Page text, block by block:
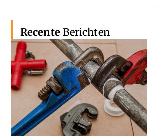
RecenteBerichten